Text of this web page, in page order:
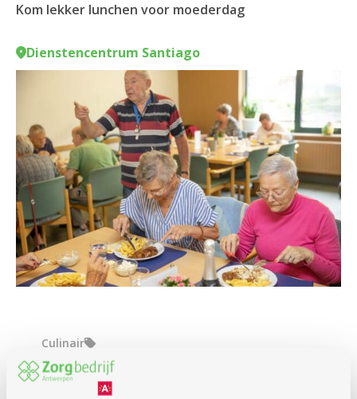
Kom lekker lunchen voor moederdag
Dienstencentrum Santiago
Culinair